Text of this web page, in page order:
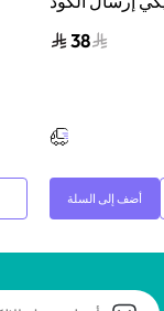
والرسائل أسود
38
أضف إلى السلة